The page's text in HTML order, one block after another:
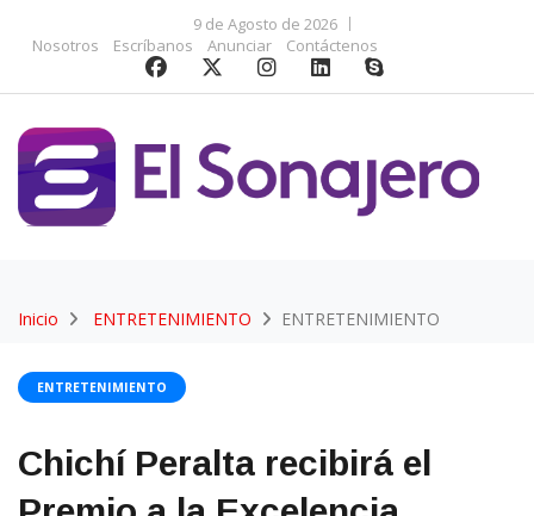
9 de Agosto de 2026
Nosotros
Escríbanos Anunciar Contáctenos
Inicio ENTRETENIMIENTO ENTRETENIMIENTO
ENTRETENIMIENTO
Chichí Peralta recibirá el